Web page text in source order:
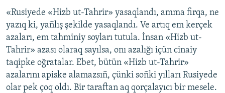
«Rusiyede «Hizb ut-Tahrir» yasaqlandı, amma firqa, ne
yazıq ki, yañlış şekilde yasaqlandı. Ve artıq em kerçek
azaları, em tahminiy soyları tutula. İnsan «Hizb ut-
Tahrir» azası olaraq sayılsa, onı azalığı içün cinaiy
taqipke oğratalar. Ebet, bütün «Hizb ut-Tahrir»
azalarını apiske alamazsıñ, çünki soñki yılları Rusiyede
olar pek çoq oldı. Bir taraftan aq qorçalayıcı bir mesele.